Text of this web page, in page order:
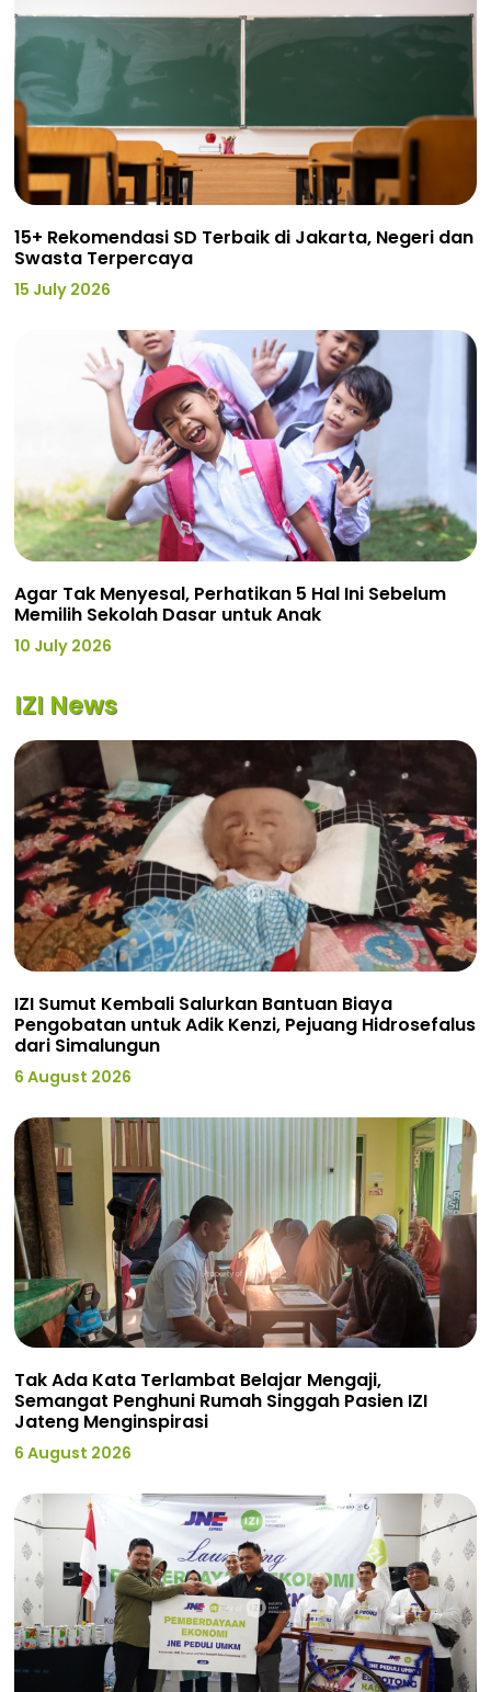
15+ Rekomendasi SD Terbaik di Jakarta, Negeri dan
Swasta Terpercaya
15 July 2026
Agar Tak Menyesal, Perhatikan 5 Hal Ini Sebelum
Memilih Sekolah Dasar untuk Anak
10 July 2026
IZI News
IZI Sumut Kembali Salurkan Bantuan Biaya
Pengobatan untuk Adik Kenzi, Pejuang Hidrosefalus
dari Simalungun
6 August 2026
Tak Ada Kata Terlambat Belajar Mengaji,
Semangat Penghuni Rumah Singgah Pasien IZI
Jateng Menginspirasi
6 August 2026